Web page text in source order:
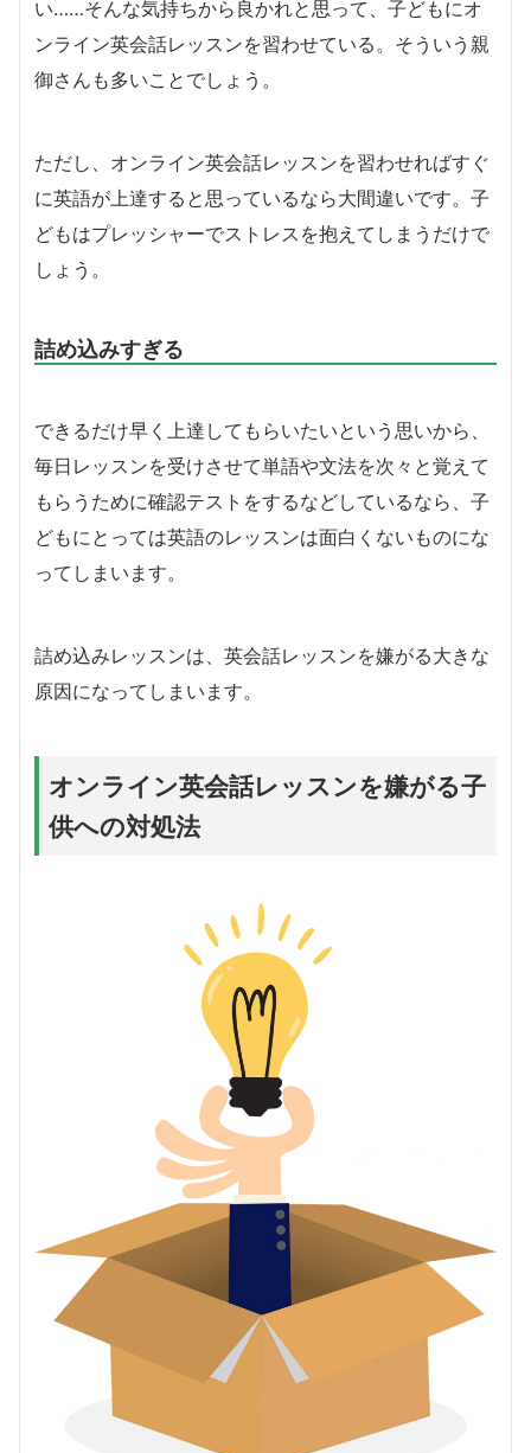
い……そんな気持ちから良かれと思って、子どもにオ
ンライン英会話レッスンを習わせている。そういう親
御さんも多いことでしょう。
ただし、オンライン英会話レッスンを習わせればすぐ
に英語が上達すると思っているなら大間違いです。子
どもはプレッシャーでストレスを抱えてしまうだけで
しょう。
詰め込みすぎる
できるだけ早く上達してもらいたいという思いから、
毎日レッスンを受けさせて単語や文法を次々と覚えて
もらうために確認テストをするなどしているなら、子
どもにとっては英語のレッスンは面白くないものにな
ってしまいます。
詰め込みレッスンは、英会話レッスンを嫌がる大きな
原因になってしまいます。
オンライン英会話レッスンを嫌がる子
供への対処法